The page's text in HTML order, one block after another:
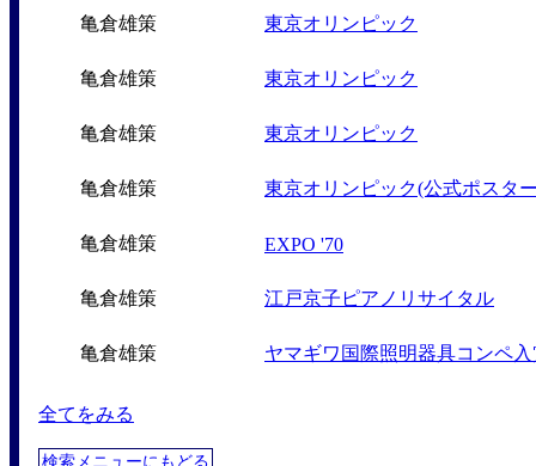
亀倉雄策 東京オリンピック
亀倉雄策 東京オリンピック
亀倉雄策 東京オリンピック
亀倉雄策 東京オリンピック(公式ポスタ
亀倉雄策 EXPO '70
亀倉雄策 江戸京子ピアノリサイタル
亀倉雄策 ヤマギワ国際照明器具コンペ
全てをみる
検索メニューにもどる